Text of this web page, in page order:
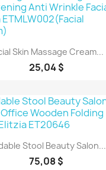
Skin Massage Cream...
25,04 $
Stool Beauty Salon...
75,08 $